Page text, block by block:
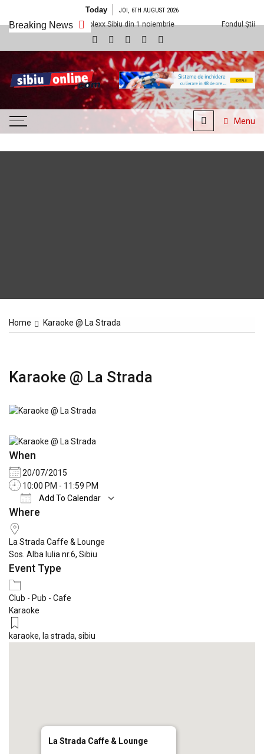
Today JOI, 6TH AUGUST 2026
Breaking News
la Cineplexx Sibiu din 1 noiembrie Fondul Științescu revine cu
SibiuOnline.com
… locatii si evenimente din
Sibiu!!!
Menu
Home Karaoke @ La Strada
Karaoke @ La Strada
When
20/07/2015
10:00 PM - 11:59 PM
Add To Calendar
Download ICS
Where
La Strada Caffe & Lounge
Sos. Alba Iulia nr.6, Sibiu
Event Type
Club - Pub - Cafe
Karaoke
karaoke, la strada, sibiu
La Strada Caffe & Lounge